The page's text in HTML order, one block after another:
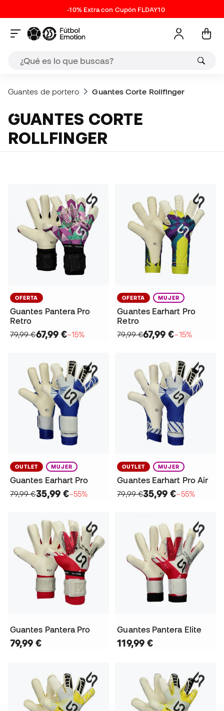
-10% Extra con Cupón FLDAY10
Guantes de portero Guantes Corte Rollfinger
GUANTES CORTE
ROLLFINGER
OFERTA
Guantes Pantera Pro
Retro
79,99 €67,99 €−15%
OFERTA MUJER
Guantes Earhart Pro
Retro
79,99 €67,99 €−15%
OUTLET MUJER
Guantes Earhart Pro
79,99 €35,99 €−55%
OUTLET MUJER
Guantes Earhart Pro Air
79,99 €35,99 €−55%
Guantes Pantera Pro
79,99 €
Guantes Pantera Elite
119,99 €